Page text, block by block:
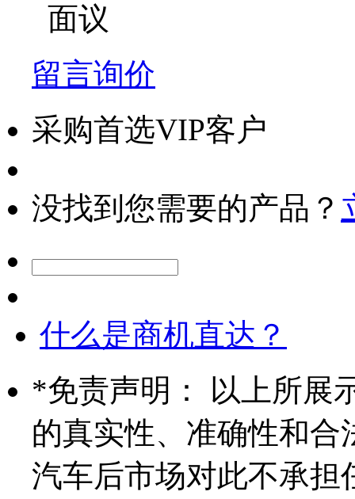
面议
留言询价
采购首选VIP客户
没找到您需要的产品？
什么是商机直达？
*免责声明： 以上所展
的真实性、准确性和合
汽车后市场对此不承担